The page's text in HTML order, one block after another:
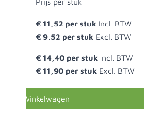
Prijs per stuk
€ 11,52
€ 9,52
€ 14,40
€ 11,90
In Winkelwagen